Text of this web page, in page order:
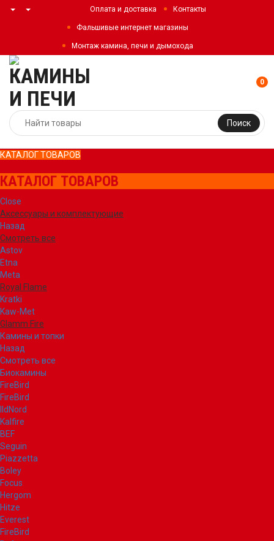
Оплата и доставка Контакты
Фальшивые интернет магазины
Монтаж камина, печи и дымохода
Поиск
0
КАТАЛОГ ТОВАРОВ
КАТАЛОГ ТОВАРОВ
Close
Аксессуары и комплектующие
Назад
Смотреть все
Astov
Etna
Meta
Royal Flame
Kratki
Kaw-Met
Glamm Fire
Камины и топки
Назад
Смотреть все
Биокамины
FireBird
FireBird
IldNord
Kalfire
BEF
Seguin
Piazzetta
Boley
Focus
Hergom
Hitze
Everest
FireBird